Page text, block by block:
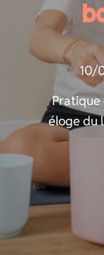
10/
Pratique
éloge du